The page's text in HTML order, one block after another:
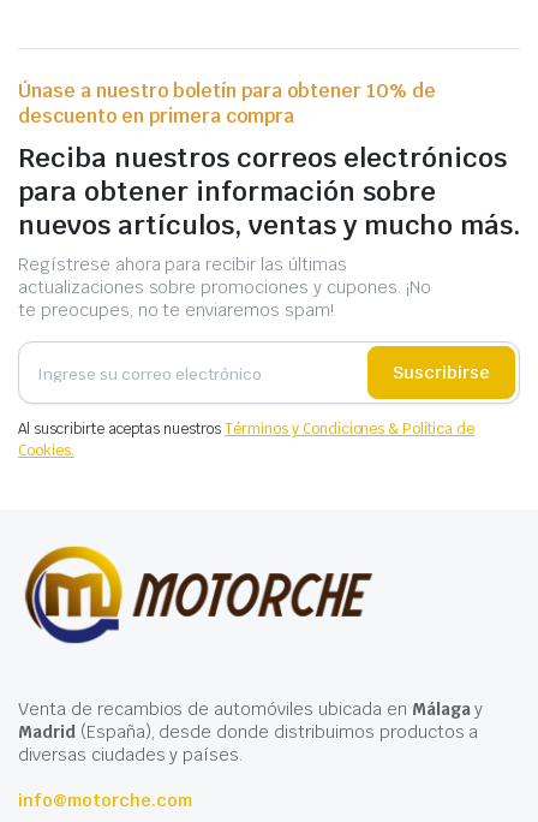
Únase a nuestro boletín para obtener 10% de
descuento en primera compra
Reciba nuestros correos electrónicos
para obtener información sobre
nuevos artículos, ventas y mucho más.
Regístrese ahora para recibir las últimas
actualizaciones sobre promociones y cupones. ¡No
te preocupes, no te enviaremos spam!
Suscribirse
Al suscribirte aceptas nuestrosTérminos y Condiciones & Política de
Cookies.
Venta de recambios de automóviles ubicada en Málagay
Madrid(España), desde donde distribuimos productos a
diversas ciudades y países.
info@motorche.com